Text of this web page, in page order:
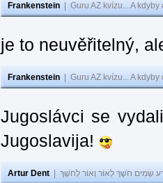
Frankenstein Guru AZ kvízu... A
je to neuvěřitelný,
Frankenstein Guru AZ kvízu... A
Jugoslávci se
Jugoslavija!
Artur Dent שָׂמִים חֹשֶׁךְ לְאוֹר וְאוֹר לְחֹשֶׁךְ